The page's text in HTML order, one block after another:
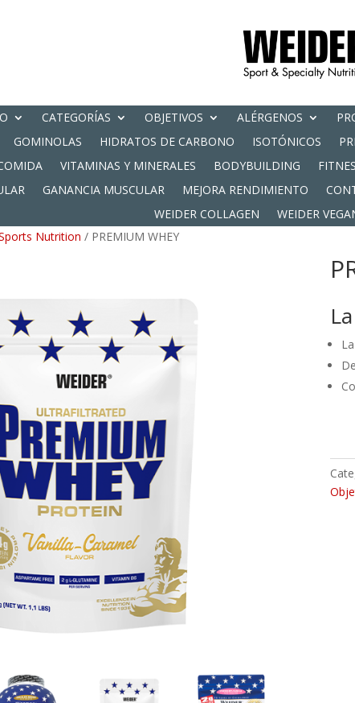
CATEGORÍAS OBJETIVOS ALÉRGENOS
GOMINOLAS HIDRATOS DE CARBONO ISOTÓNICOS
VITAMINAS Y MINERALES BODYBUILDING
GANANCIA MUSCULAR MEJORA RENDIMIENTO
WEIDER COLLAGEN
WEIDER
Nutrition / PREMIUM WHEY